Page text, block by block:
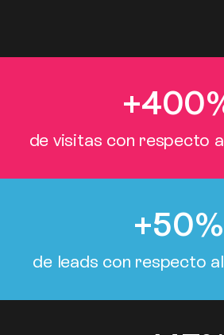
de visitas con respecto
+400
de leads con respecto
+50%